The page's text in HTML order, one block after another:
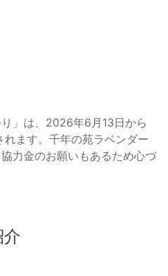
り」は、2026年6月13日から
ます。千年の苑ラベンダー
力金のお願いもあるため心づ